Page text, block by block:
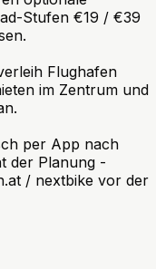
Stufen €19 / €39
Flughafen
im Zentrum und
per App nach
der Planung -
/ nextbike vor der